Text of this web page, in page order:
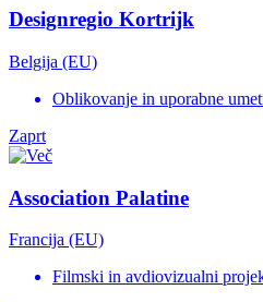
Designregio Kortrijk
Belgija (EU)
Oblikovanje in uporabne
Zaprt
Association Palatine
Francija (EU)
Filmski in avdiovizualni